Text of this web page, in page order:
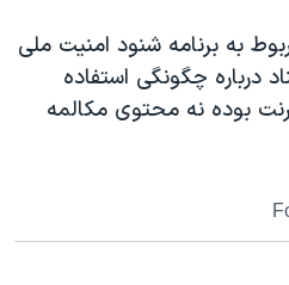
به برنامه شنود امنیت ملی
درباره چگونگی استفاده
بوده نه محتوی مکالمه